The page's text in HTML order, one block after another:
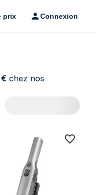
prix Connexion
chez nos